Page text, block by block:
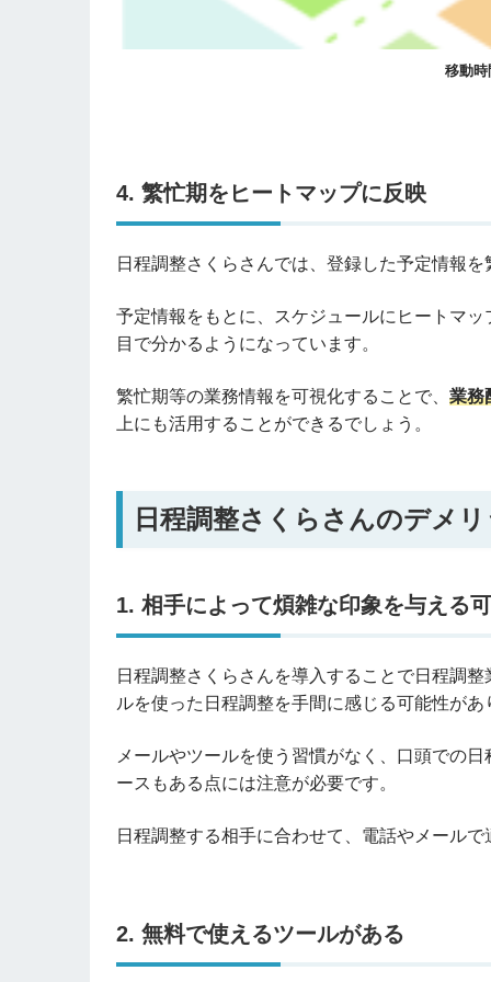
移動
4. 繁忙期をヒートマップに反映
日程調整さくらさんでは、登録した予定情報
予定情報をもとに、スケジュールにヒートマ
目で分かるようになっています。
繁忙期等の業務情報を可視化することで、 業務
上にも活用することができるでしょう。
日程調整さくらさんのデメ
1. 相手によって煩雑な印象を与える
日程調整さくらさんを導入することで日程調
ルを使った日程調整を手間に感じる可能性があ
メールやツールを使う習慣がなく、口頭での
ースもある点には注意が必要です。
日程調整する相手に合わせて、電話やメール
2. 無料で使えるツールがある